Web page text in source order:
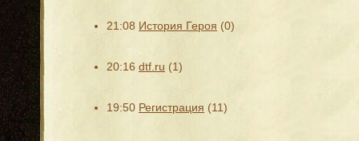
21:08 История Героя (0)
20:16 dtf.ru (1)
19:50 Регистрация (11)